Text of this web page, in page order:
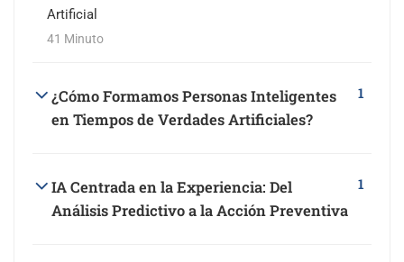
Artificial
41 Minuto
¿Cómo Formamos Personas Inteligentes
en Tiempos de Verdades Artificiales?
1
IA Centrada en la Experiencia: Del
Análisis Predictivo a la Acción Preventiva
1